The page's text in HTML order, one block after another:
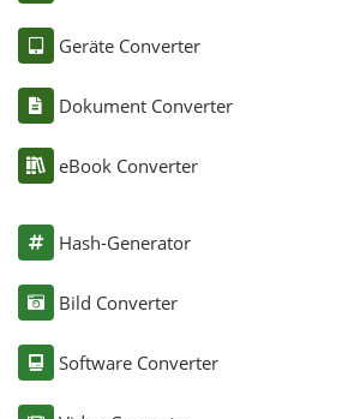
Geräte Converter
Dokument Converter
eBook Converter
Hash-Generator
Bild Converter
Software Converter